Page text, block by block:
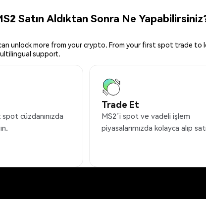
Satın Aldıktan Sonra Ne
unlock more from your crypto. From your first spot trade
support.
cüzdanınızda
Trade Et
MS2’i spot ve vadeli işlem
piyasalarımızda kolayca alıp